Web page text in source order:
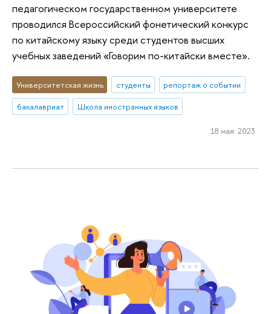
педагогическом государственном университете
проводился Всероссийский фонетический конкурс
по китайскому языку среди студентов высших
учебных заведений «Говорим по-китайски вместе».
Университетская жизнь студенты
репортаж о событии
бакалавриат
Школа иностранных языков
18 мая 2023